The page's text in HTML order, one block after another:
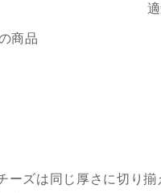
商品
ーズは同じ厚さに切り揃